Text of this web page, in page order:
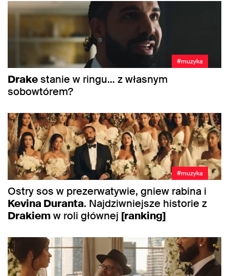
#muzyka
Drakestanie w ringu… z własnym
sobowtórem?
#muzyka
Ostry sos w prezerwatywie, gniew rabina i
Kevina Duranta. Najdziwniejsze historie z
Drakiemw roli głównej [ranking]